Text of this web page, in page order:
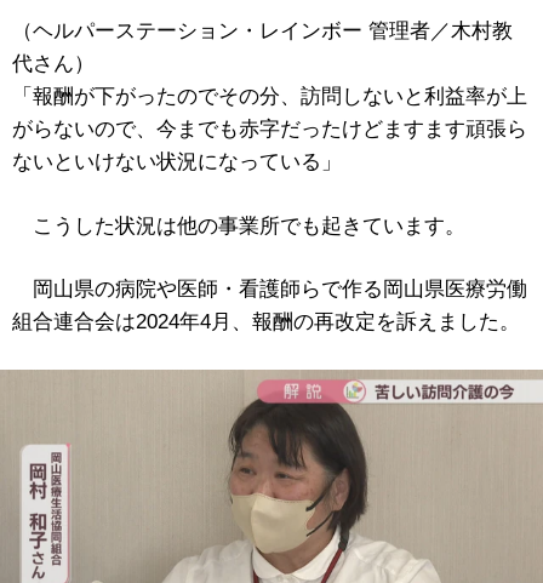
（ヘルパーステーション・レインボー 管理者／木村教
代さん）
「報酬が下がったのでその分、訪問しないと利益率が上
がらないので、今までも赤字だったけどますます頑張ら
ないといけない状況になっている」
こうした状況は他の事業所でも起きています。
岡山県の病院や医師・看護師らで作る岡山県医療労働
組合連合会は2024年4月、報酬の再改定を訴えました。